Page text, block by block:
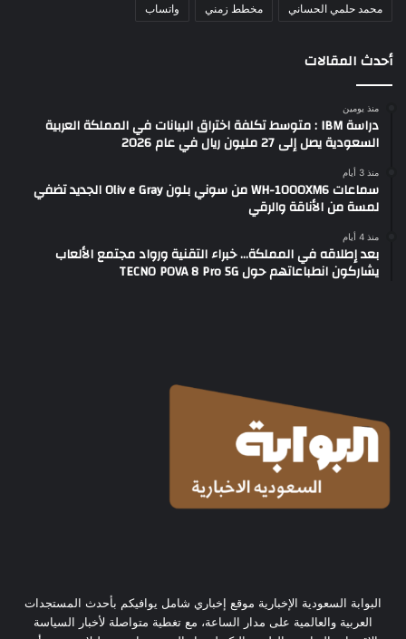
محمد حلمي الحساني مخطط زمني واتساب
أحدث المقالات
منذ يومين
دراسة IBM : متوسط تكلفة اختراق البيانات في المملكة العربية
السعودية يصل إلى 27 مليون ريال في عام 2026
منذ 3 أيام
سماعات WH-1000XM6 من سوني بلون Oliv e Gray الجديد تضفي
لمسة من الأناقة والرقي
منذ 4 أيام
بعد إطلاقه في المملكة… خبراء التقنية ورواد مجتمع الألعاب
يشاركون انطباعاتهم حول TECNO POVA 8 Pro 5G
البوابة السعودية الإخبارية موقع إخباري شامل يوافيكم بأحدث المستجدات
العربية والعالمية على مدار الساعة، مع تغطية متواصلة لأخبار السياسة